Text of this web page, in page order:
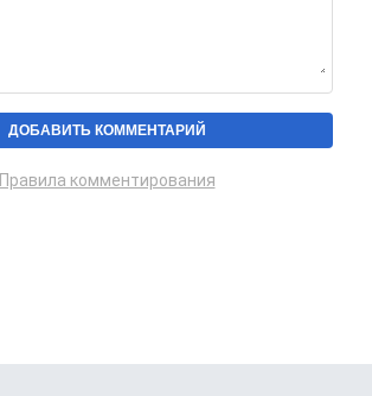
Правила комментирования